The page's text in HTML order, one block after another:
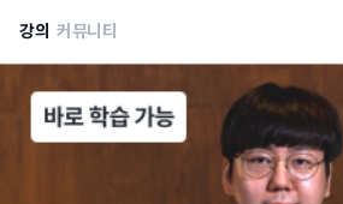
강의 커뮤니티